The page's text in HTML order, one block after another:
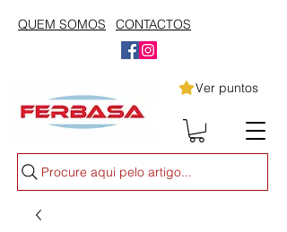
QUEM SOMOS CONTACTOS
Ver puntos
Procure aqui pelo artigo...